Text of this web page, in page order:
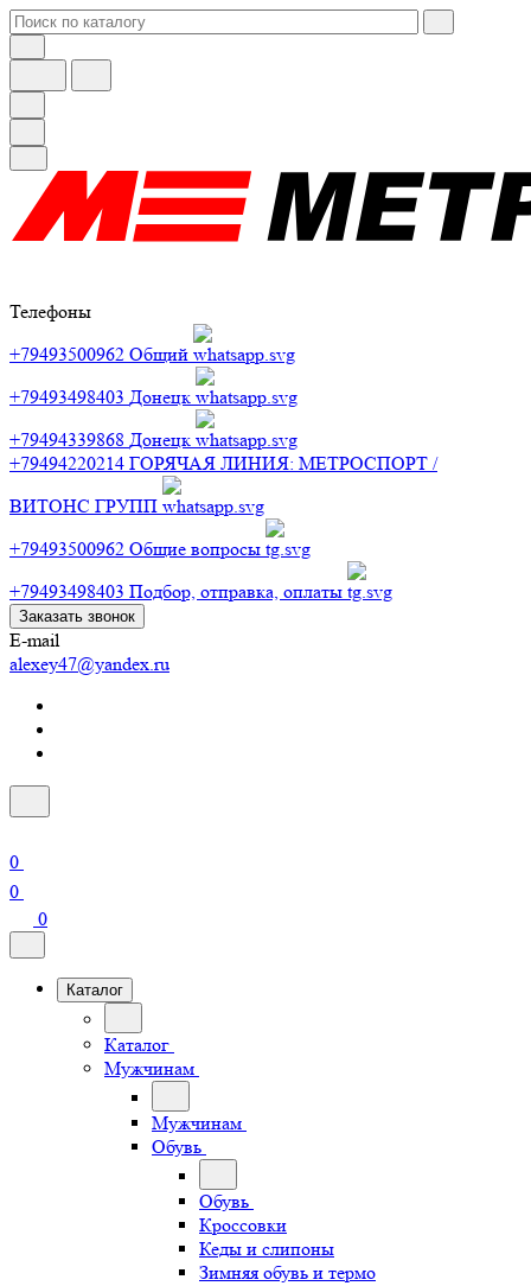
Телефоны
+79493500962 Общий
+79493498403 Донецк
+79494339868 Донецк
+79494220214 ГОРЯЧАЯ ЛИНИЯ: МЕТРОСПОРТ /
ВИТОНС ГРУПП
+79493500962 Общие вопросы
+79493498403 Подбор, отправка, оплаты
Заказать звонок
E-mail
alexey47@yandex.ru
0
0
0
Каталог
Каталог
Мужчинам
Мужчинам
Обувь
Обувь
Кроссовки
Кеды и слипоны
Зимняя обувь и термо